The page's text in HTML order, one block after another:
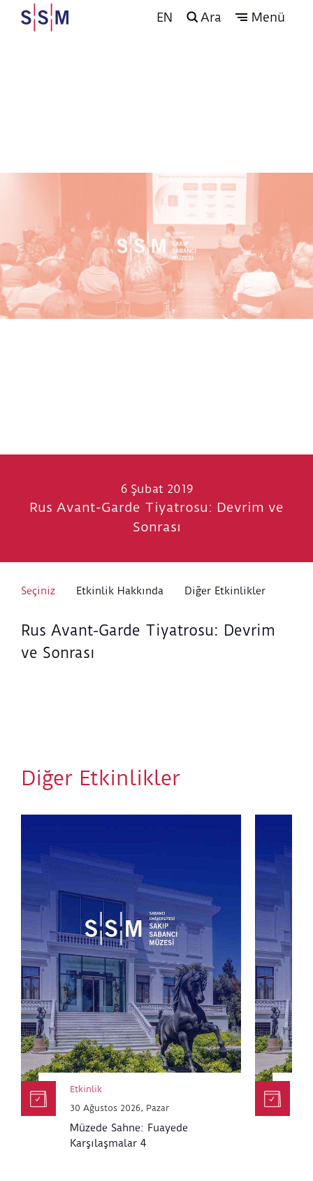
EN Ara Menü
6 Şubat 2019
Rus Avant-Garde Tiyatrosu: Devrim ve
Sonrası
Seçiniz Etkinlik Hakkında Diğer Etkinlikler
Rus Avant-Garde Tiyatrosu: Devrim
ve Sonrası
Diğer Etkinlikler
Etkinlik
30 Ağustos 2026, Pazar
Müzede Sahne: Fuayede
Karşılaşmalar 4